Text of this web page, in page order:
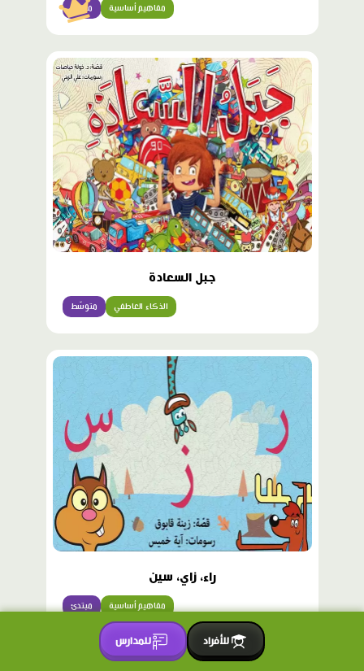
مبتدئ مفاهيم أساسية
جبل السعادة
متوسّط الذكاء العاطفي
راء، زاي، سين
مبتدئ مفاهيم أساسية
للأفراد للمدارس